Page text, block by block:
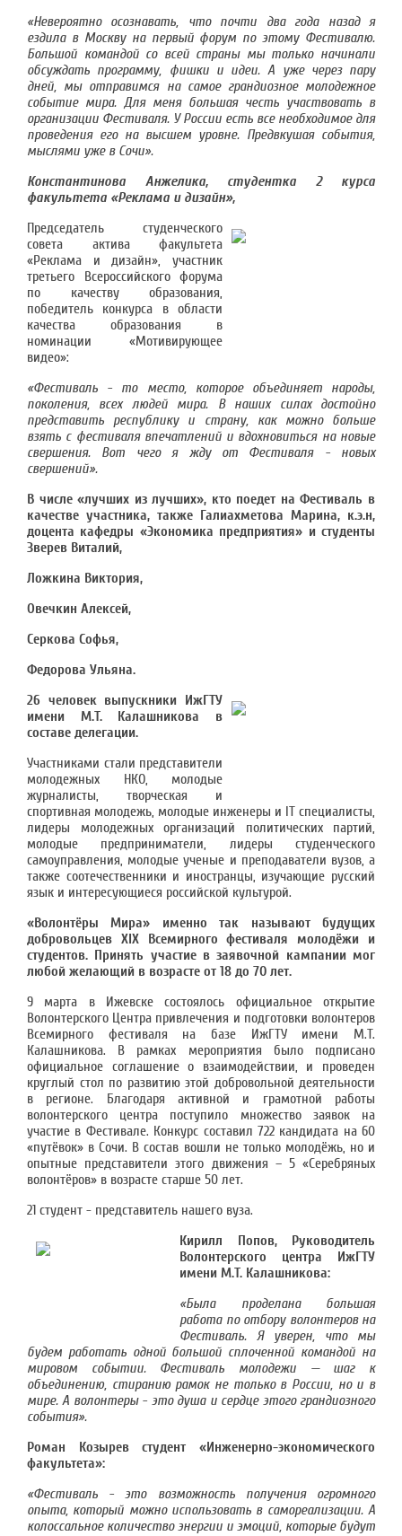
«Невероятно осознавать, что почти два года назад я
ездила в Москву на первый форум по этому Фестивалю.
Большой командой со всей страны мы только начинали
обсуждать программу, фишки и идеи. А уже через пару
дней, мы отправимся на самое грандиозное молодежное
событие мира. Для меня большая честь участвовать в
организации Фестиваля. У России есть все необходимое для
проведения его на высшем уровне. Предвкушая события,
мыслями уже в Сочи».
Константинова Анжелика, студентка 2 курса
факультета «Реклама и дизайн»,
Председатель студенческого
совета актива факультета
«Реклама и дизайн», участник
третьего Всероссийского форума
по качеству образования,
победитель конкурса в области
качества образования в
номинации «Мотивирующее
видео»:
«Фестиваль - то место, которое объединяет народы,
поколения, всех людей мира. В наших силах достойно
представить республику и страну, как можно больше
взять с фестиваля впечатлений и вдохновиться на новые
свершения. Вот чего я жду от Фестиваля - новых
свершений».
В числе «лучших из лучших», кто поедет на Фестиваль в
качестве участника, также Галиахметова Марина, к.э.н,
доцента кафедры «Экономика предприятия» и студенты
Зверев Виталий,
Ложкина Виктория,
Овечкин Алексей,
Серкова Софья,
Федорова Ульяна.
26 человек выпускники ИжГТУ
имени М.Т. Калашникова в
составе делегации.
Участниками стали представители
молодежных НКО, молодые
журналисты, творческая и
спортивная молодежь, молодые инженеры и IT специалисты,
лидеры молодежных организаций политических партий,
молодые предприниматели, лидеры студенческого
самоуправления, молодые ученые и преподаватели вузов, а
также соотечественники и иностранцы, изучающие русский
язык и интересующиеся российской культурой.
«Волонтёры Мира» именно так называют будущих
добровольцев XIX Всемирного фестиваля молодёжи и
студентов. Принять участие в заявочной кампании мог
любой желающий в возрасте от 18 до 70 лет.
9 марта в Ижевске состоялось официальное открытие
Волонтерского Центра привлечения и подготовки волонтеров
Всемирного фестиваля на базе ИжГТУ имени М.Т.
Калашникова. В рамках мероприятия было подписано
официальное соглашение о взаимодействии, и проведен
круглый стол по развитию этой добровольной деятельности
в регионе. Благодаря активной и грамотной работы
волонтерского центра поступило множество заявок на
участие в Фестивале. Конкурс составил 722 кандидата на 60
«путёвок» в Сочи. В состав вошли не только молодёжь, но и
опытные представители этого движения – 5 «Серебряных
волонтёров» в возрасте старше 50 лет.
21 студент - представитель нашего вуза.
Кирилл Попов, Руководитель
Волонтерского центра ИжГТУ
имени М.Т. Калашникова:
«Была проделана большая
работа по отбору волонтеров на
Фестиваль. Я уверен, что мы
будем работать одной большой сплоченной командой на
мировом событии. Фестиваль молодежи — шаг к
объединению, стиранию рамок не только в России, но и в
мире. А волонтеры - это душа и сердце этого грандиозного
события».
Роман Козырев студент «Инженерно-экономического
факультета»:
«Фестиваль - это возможность получения огромного
опыта, который можно использовать в самореализации. А
колоссальное количество энергии и эмоций, которые будут